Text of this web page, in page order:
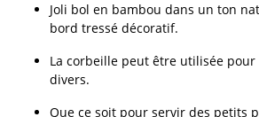
Joli bol en bambou dans un ton
bord tressé décoratif.
La corbeille peut être utilisée pour
divers.
Que ce soit pour servir des petits